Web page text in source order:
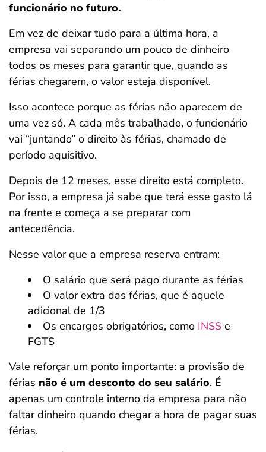
funcionário no futuro.
Em vez de deixar tudo para a última hora, a
empresa vai separando um pouco de dinheiro
todos os meses para garantir que, quando as
férias chegarem, o valor esteja disponível.
Isso acontece porque as férias não aparecem de
uma vez só. A cada mês trabalhado, o funcionário
vai “juntando” o direito às férias, chamado de
período aquisitivo.
Depois de 12 meses, esse direito está completo.
Por isso, a empresa já sabe que terá esse gasto lá
na frente e começa a se preparar com
antecedência.
Nesse valor que a empresa reserva entram:
O salário que será pago durante as férias
O valor extra das férias, que é aquele
adicional de 1/3
Os encargos obrigatórios, como INSS e
FGTS
Vale reforçar um ponto importante: a provisão de
férias não é um desconto do seu salário. É
apenas um controle interno da empresa para não
faltar dinheiro quando chegar a hora de pagar suas
férias.